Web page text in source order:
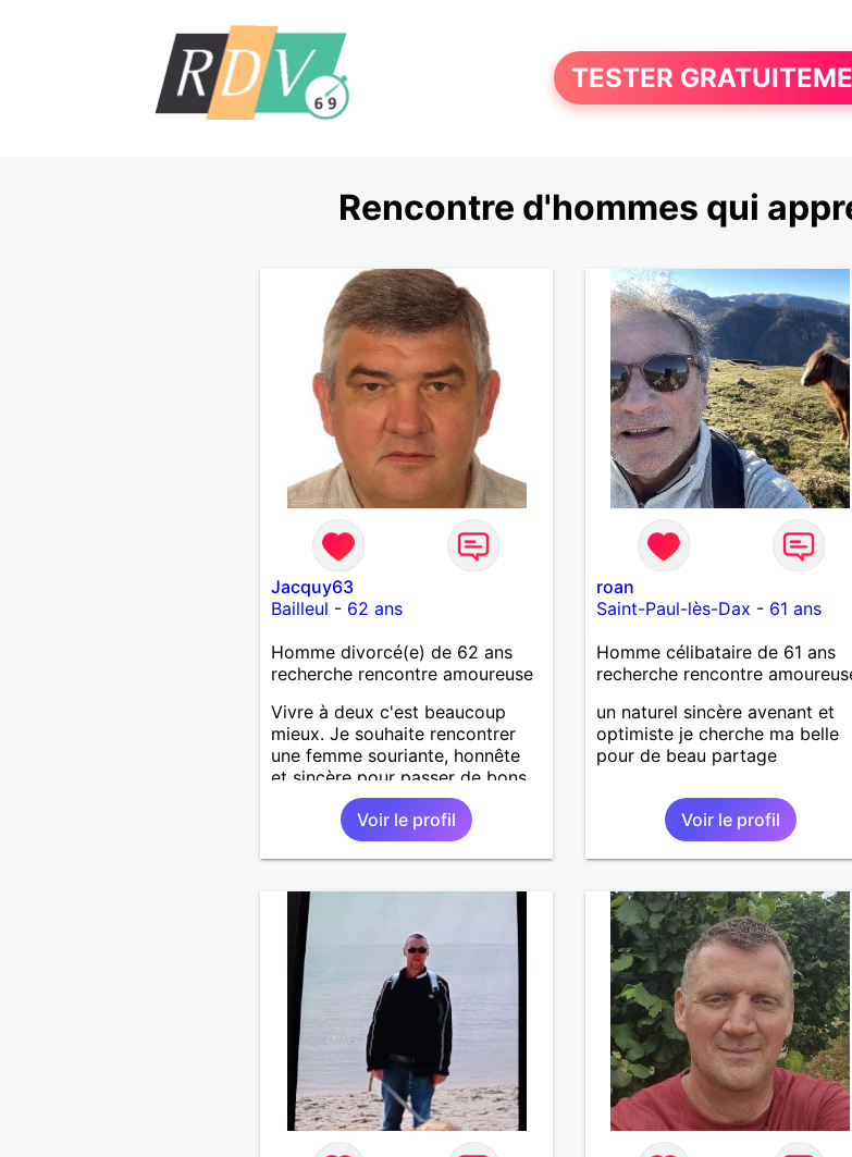
TESTER
Rencontre d'hommes qui
Jacquy63
Bailleul - 62 ans
Homme divorcé(e) de 62 ans
recherche rencontre amoureuse
Vivre à deux c'est beaucoup
mieux. Je souhaite rencontrer
une femme souriante, honnête
et sincère pour passer de bons
moments, qui aime plaisanter, se
balader et partager, je le
souhaite, notre complicité.
J'aime beaucoup les chantiers
se relaxer, se détendre et
finalement prendre du bon
temps. C'est difficile de tout
dire en quelques lignes. En
revanche, vous pouvez me
contacter pour avoir plus
d'informations. A bientôt
Voir le profil
roan
Saint-Paul-lès-Dax - 61 ans
Homme célibataire de 61 ans
recherche rencontre
un naturel sincère avenant et
optimiste je cherche ma belle
pour de beau partage
Voir le profil